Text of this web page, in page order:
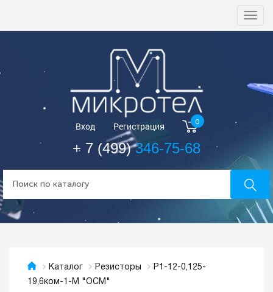
Вход Регистрация 0
+ 7 (499)346-75-68
Каталог Резисторы
Р1-12-0,125-
19,6ком-1-М "ОСМ"